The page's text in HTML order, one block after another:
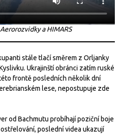
a HIMARS
stále tlačí směrem z Orljanky
Ukrajinští obránci zatím ruské
frontě posledních několik dní
lese, nepostupuje zde
od Bachmutu probíhají poziční boje
poslední videa ukazují